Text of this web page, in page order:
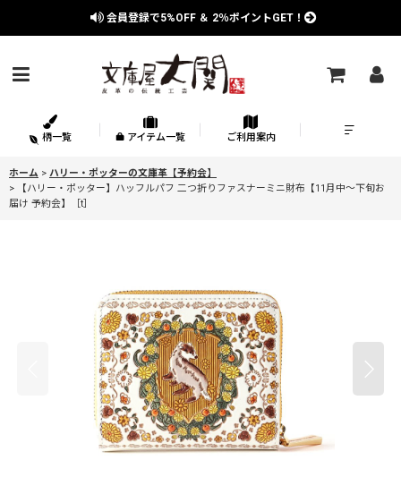
会員登録で5%OFF ＆ 2％ポイントGET！
柄一覧 アイテム一覧 ご利用案内
ホーム > ハリー・ポッターの文庫革【予約会】
>
【ハリー・ポッター】ハッフルパフ 二つ折りファスナーミニ財布【11月中〜下旬お
届け 予約会】［t］